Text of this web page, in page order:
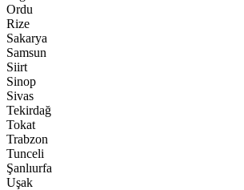
Ordu
Rize
Sakarya
Samsun
Siirt
Sinop
Sivas
Tekirdağ
Tokat
Trabzon
Tunceli
Şanlıurfa
Uşak